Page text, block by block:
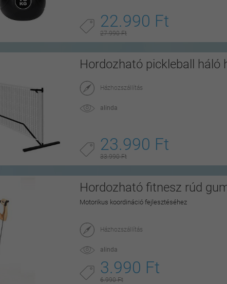
22.990 Ft
27.990 Ft
Hordozható pickleball háló
Házhozszállítás
alinda
23.990 Ft
33.990 Ft
Hordozható fitnesz rúd
Motorikus koordináció fejlesztéséhez
Házhozszállítás
alinda
3.990 Ft
6.990 Ft